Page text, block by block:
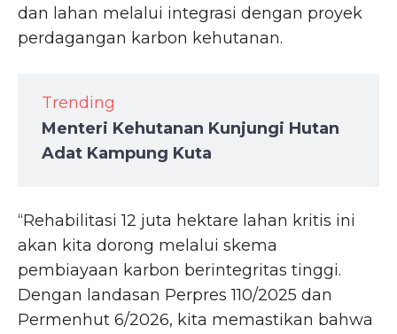
dan lahan melalui integrasi dengan proyek
perdagangan karbon kehutanan.
Trending
Menteri Kehutanan Kunjungi Hutan
Adat Kampung Kuta
“Rehabilitasi 12 juta hektare lahan kritis ini
akan kita dorong melalui skema
pembiayaan karbon berintegritas tinggi.
Dengan landasan Perpres 110/2025 dan
Permenhut 6/2026, kita memastikan bahwa